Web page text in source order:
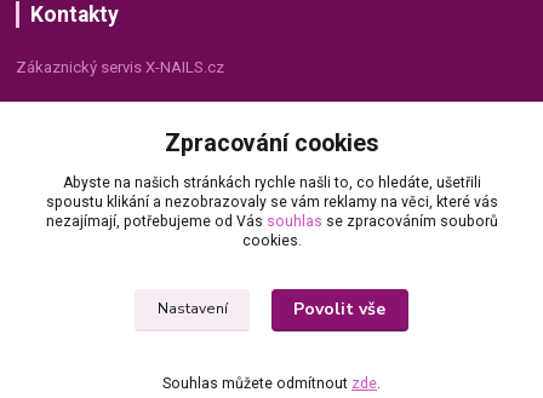
Kontakty
Zákaznický servis X-NAILS.cz
+420 735 055 075
(Po - Pá, 8 - 16 hod.)
info@x-nails.cz
Zpracování cookies
Abyste na našich stránkách rychle našli to, co hledáte, ušetřili
spoustu klikání a nezobrazovaly se vám reklamy na věci, které vás
nezajímají, potřebujeme od Vás souhlas se zpracováním souborů
cookies.
Nastavení Povolit vše
Souhlas můžete odmítnout zde.